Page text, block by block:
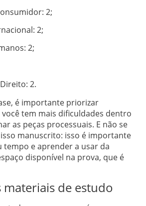
2;
2;
2;
2.
é importante priorizar
tem mais dificuldades dentro
as peças processuais. E não se
manuscrito: isso é importante
tempo e aprender a usar da
disponível na prova, que é
materiais de estudo